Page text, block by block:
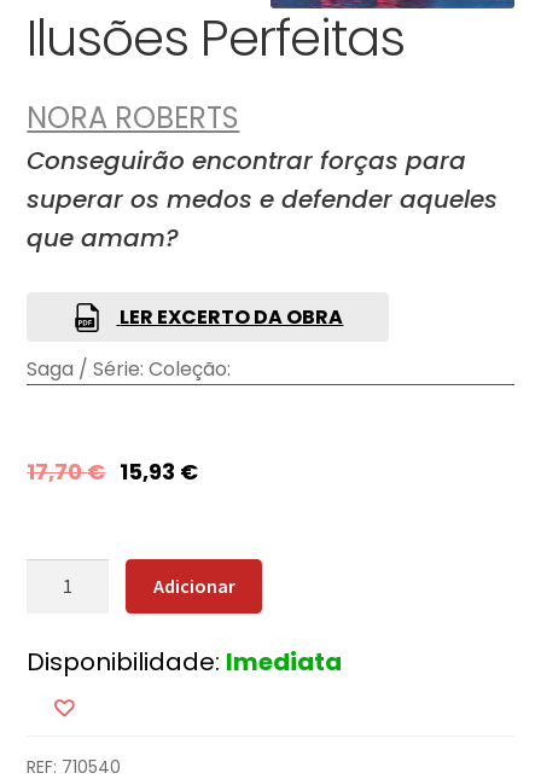
Ilusões Perfeitas
NORA ROBERTS
Conseguirão encontrar forças para
superar os medos e defender aqueles
que amam?
LER EXCERTO DA OBRA
Saga / Série: Coleção:
17,70€ 15,93 €
Quantidade
Perfeitas
Adicionar
Disponibilidade: Imediata
REF: 710540